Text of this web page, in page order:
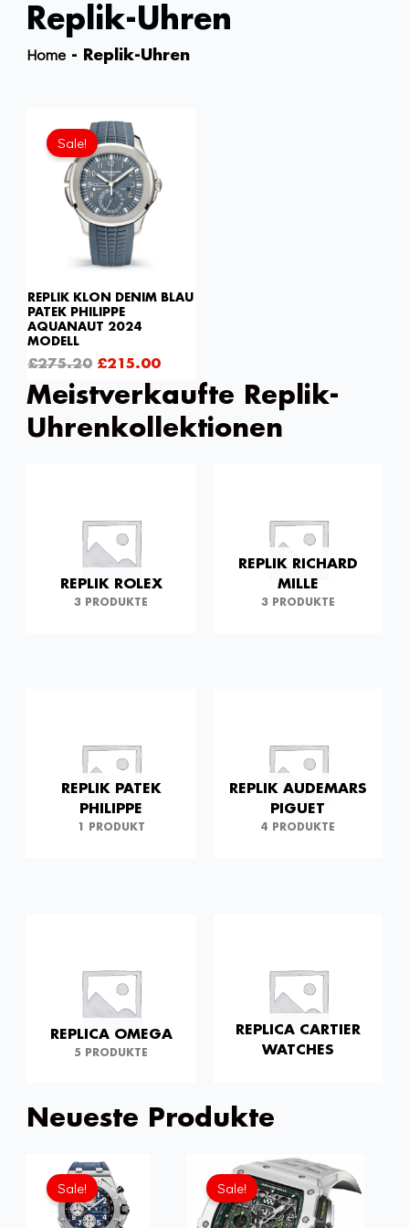
Replik-Uhren
Home - Replik-Uhren
Sale!
REPLIK KLON DENIM BLAU
PATEK PHILIPPE
AQUANAUT 2024
MODELL
£275.20
Preis
war:
£275.20
£215.00
Meistverkaufte Replik-
Uhrenkollektionen
REPLIK ROLEX
3 PRODUKTE
REPLIK RICHARD
MILLE
3 PRODUKTE
REPLIK PATEK
PHILIPPE
1 PRODUKT
REPLIK AUDEMARS
PIGUET
4 PRODUKTE
REPLICA OMEGA
5 PRODUKTE
REPLICA CARTIER
WATCHES
Neueste Produkte
Sale! Sale!
Ursprünglicher
Preis
war:
£1,806.00
Preis
ist: